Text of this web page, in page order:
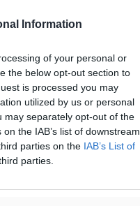
Information
of your personal or
the below opt-out section to
is processed you may
utilized by us or personal
may separately opt-out of the
the IAB’s list of downstream
parties on the IAB’s List of
parties.
2026, προσφέροντας
εξετάσεις στους
νησιού, Παρασκευή με ...